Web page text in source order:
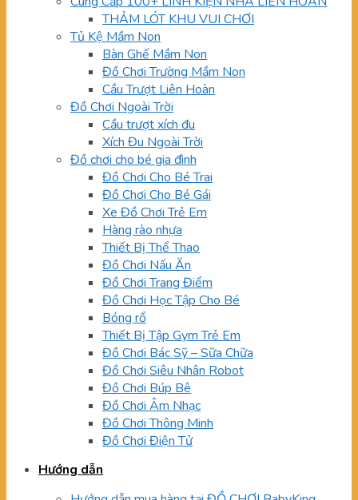
THẢM LÓT KHU VUI CHƠI
Tủ Kệ Mầm Non
Bàn Ghế Mầm Non
Đồ Chơi Trường Mầm Non
Cầu Trượt Liên Hoàn
Đồ Chơi Ngoài Trời
Cầu trượt xích đu
Xích Đu Ngoài Trời
Đồ chơi cho bé gia đình
Đồ Chơi Cho Bé Trai
Đồ Chơi Cho Bé Gái
Xe Đồ Chơi Trẻ Em
Hàng rào nhựa
Thiết Bị Thể Thao
Đồ Chơi Nấu Ăn
Đồ Chơi Trang Điểm
Đồ Chơi Học Tập Cho Bé
Bóng rổ
Thiết Bị Tập Gym Trẻ Em
Đồ Chơi Bác Sỹ – Sữa Chữa
Đồ Chơi Siêu Nhân Robot
Đồ Chơi Búp Bê
Đồ Chơi Âm Nhạc
Đồ Chơi Thông Minh
Đồ Chơi Điện Tử
Hướng dẫn